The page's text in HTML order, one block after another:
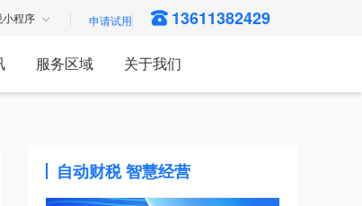
小程序 13611382429
服务区域 关于我们
自动财税 智慧经营